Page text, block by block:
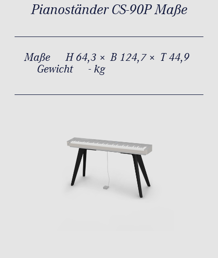
Pianoständer CS-90P Maße
Maße
H 64,3 × B 124,7 × T 44,9
Gewicht
- kg